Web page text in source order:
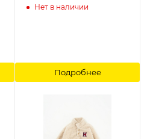
Нет в наличии
Подробнее